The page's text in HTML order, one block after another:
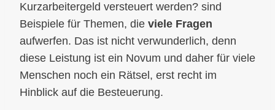
Kurzarbeitergeld versteuert werden? sind
Beispiele für Themen, die viele Fragen
aufwerfen. Das ist nicht verwunderlich, denn
diese Leistung ist ein Novum und daher für viele
Menschen noch ein Rätsel, erst recht im
Hinblick auf die Besteuerung.